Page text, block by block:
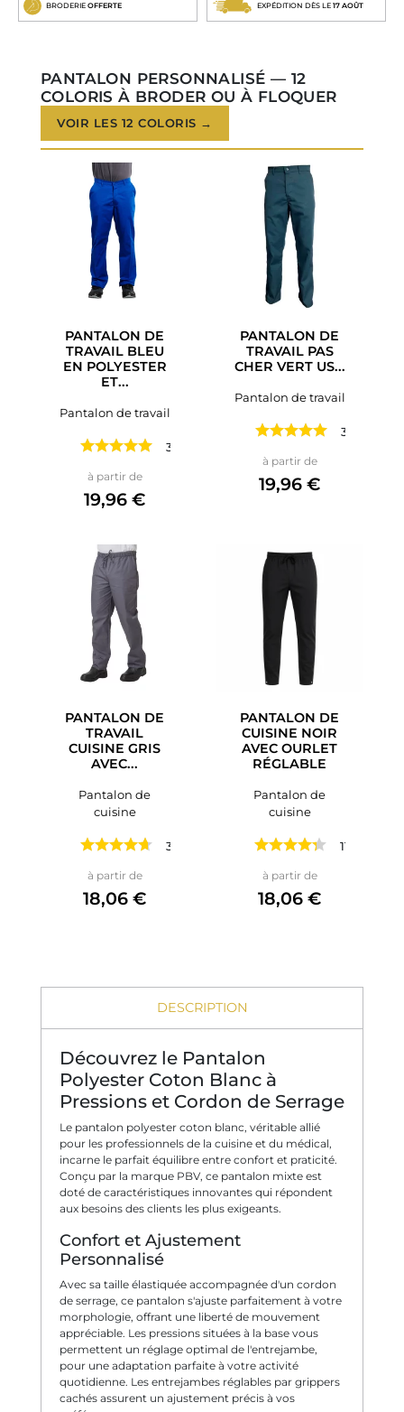
BRODERIE OFFERTE EXPÉDITION DÈS LE 17 AOÛT
PANTALON PERSONNALISÉ — 12
COLORIS À BRODER OU À FLOQUER
VOIR LES 12 COLORIS →
PANTALON DE
TRAVAIL BLEU
EN POLYESTER
ET...
Pantalon de travail
3 avis
à partir dePrix
19,96 €
PANTALON DE
TRAVAIL PAS
CHER VERT US...
Pantalon de travail
3 avis
à partir dePrix
19,96 €
PANTALON DE
TRAVAIL
CUISINE GRIS
AVEC...
Pantalon de
cuisine
3 avis
à partir dePrix
18,06 €
PANTALON DE
CUISINE NOIR
AVEC OURLET
RÉGLABLE
Pantalon de
cuisine
11 avis
à partir dePrix
18,06 €
DESCRIPTION
Découvrez le Pantalon
Polyester Coton Blanc à
Pressions et Cordon de Serrage
Le pantalon polyester coton blanc, véritable allié
pour les professionnels de la cuisine et du médical,
incarne le parfait équilibre entre confort et praticité.
Conçu par la marque PBV, ce pantalon mixte est
doté de caractéristiques innovantes qui répondent
aux besoins des clients les plus exigeants.
Confort et Ajustement
Personnalisé
Avec sa taille élastiquée accompagnée d'un cordon
de serrage, ce pantalon s'ajuste parfaitement à votre
morphologie, offrant une liberté de mouvement
appréciable. Les pressions situées à la base vous
permettent un réglage optimal de l'entrejambe,
pour une adaptation parfaite à votre activité
quotidienne. Les entrejambes réglables par grippers
cachés assurent un ajustement précis à vos